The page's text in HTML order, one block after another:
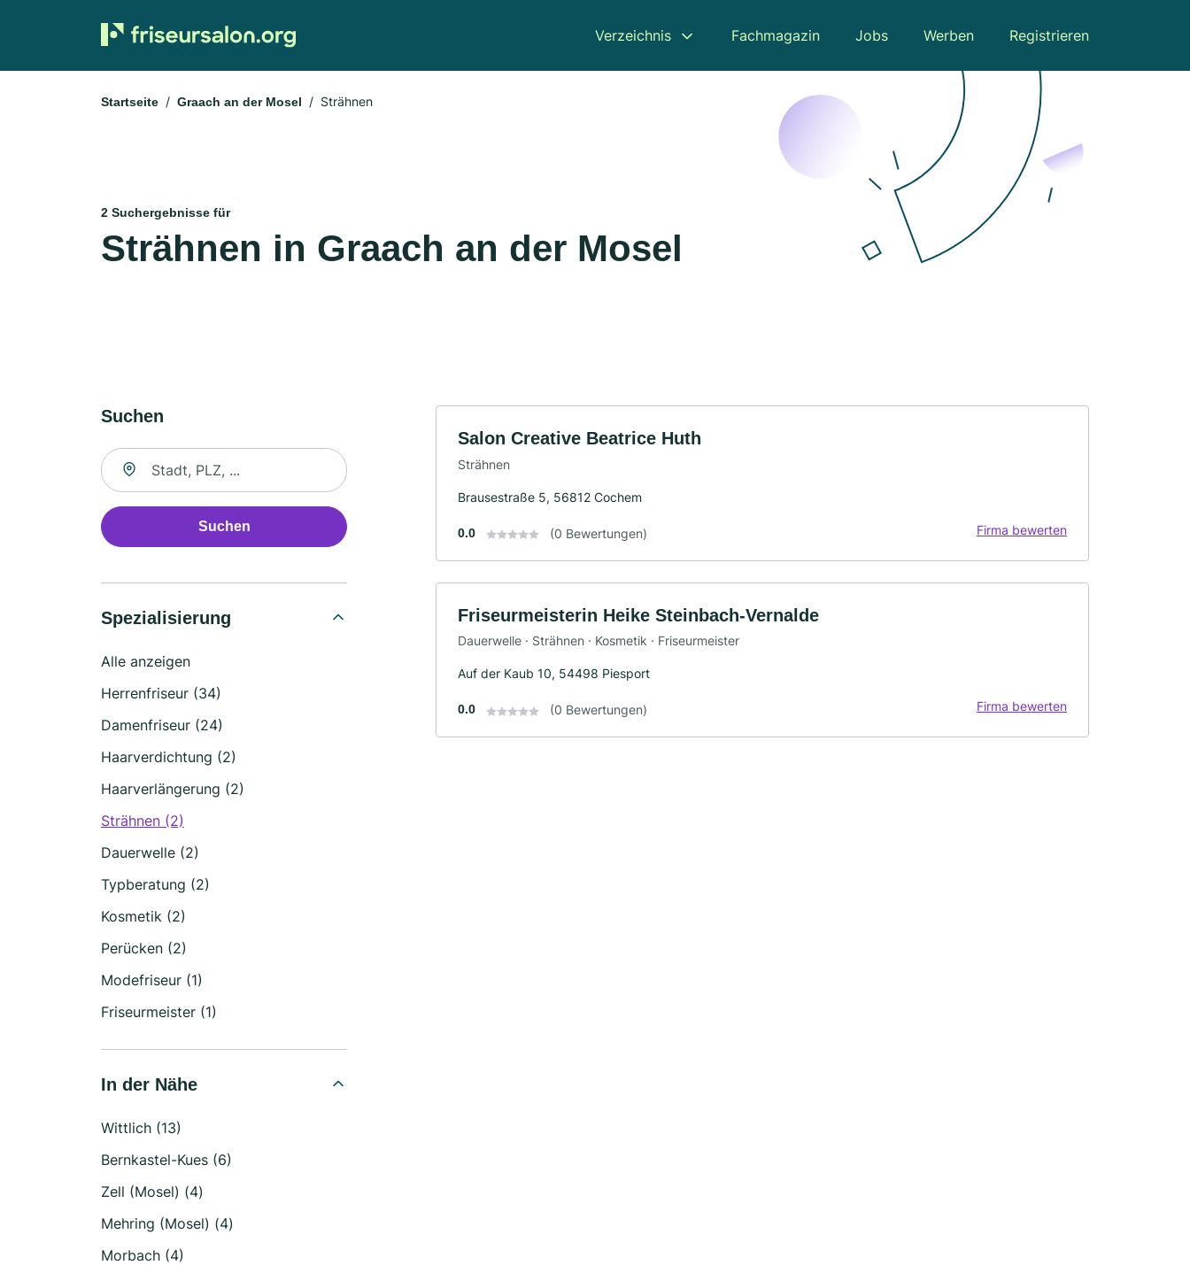
Verzeichnis Fachmagazin Jobs Werben Registrieren
Startseite Graach an der Mosel Strähnen
2 Suchergebnisse für
Strähnen in Graach an der Mosel
Suchen
Suche nach Ort
Suchen
Spezialisierung
Alle anzeigen
Herrenfriseur (34)
Damenfriseur (24)
Haarverdichtung (2)
Haarverlängerung (2)
Strähnen (2)
Dauerwelle (2)
Typberatung (2)
Kosmetik (2)
Perücken (2)
Modefriseur (1)
Friseurmeister (1)
In der Nähe
Wittlich (13)
Bernkastel-Kues (6)
Zell (Mosel) (4)
Mehring (Mosel) (4)
Morbach (4)
Salon Creative Beatrice Huth
Strähnen
Brausestraße 5, 56812 Cochem
0.0 (0 Bewertungen) Firma bewerten
Friseurmeisterin Heike Steinbach-Vernalde
Dauerwelle · Strähnen · Kosmetik · Friseurmeister
Auf der Kaub 10, 54498 Piesport
0.0 (0 Bewertungen) Firma bewerten